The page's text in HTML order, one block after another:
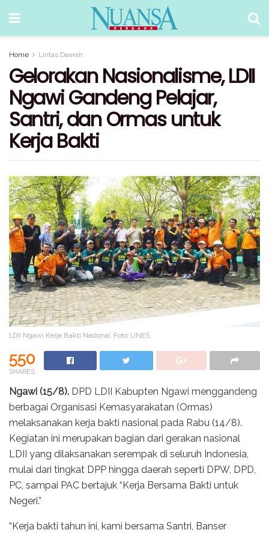
Home Lintas Daerah
Gelorakan Nasionalisme, LDII
Ngawi Gandeng Pelajar,
Santri, dan Ormas untuk
Kerja Bakti
LDII Ngawi Kerja Bakti Nasional. Foto: LINES.
550
SHARES
Ngawi (15/8). DPD LDII Kabupten Ngawi menggandeng
berbagai Organisasi Kemasyarakatan (Ormas)
melaksanakan kerja bakti nasional pada Rabu (14/8).
Kegiatan ini merupakan bagian dari gerakan nasional
LDII yang dilaksanakan serempak di seluruh Indonesia,
mulai dari tingkat DPP hingga daerah seperti DPW, DPD,
PC, sampai PAC bertajuk “Kerja Bersama Bakti untuk
Negeri.”
“Kerja bakti tahun ini, kami bersama Santri, Banser